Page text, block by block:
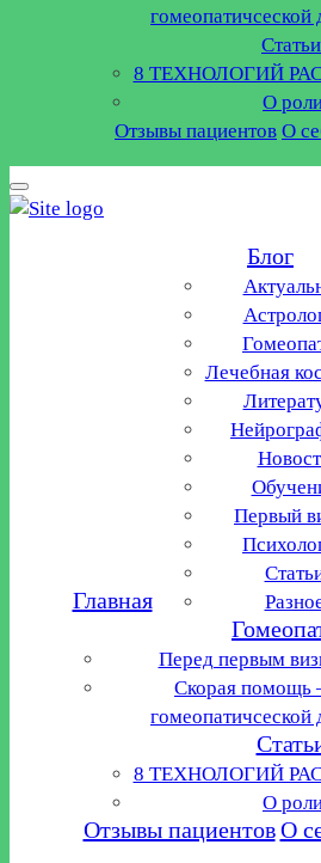
Статьи
8 ТЕХНОЛОГИЙ
О
Отзывы пациентов О
Главная
Блог
Лечебная
Первый
Перед первым
Скорая помощь
8 ТЕХНОЛОГИЙ
О
Отзывы пациентов О